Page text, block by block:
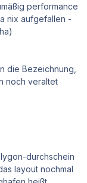
performance
nix aufgefallen -
die Bezeichnung,
noch veraltet
durchschein
layout nochmal